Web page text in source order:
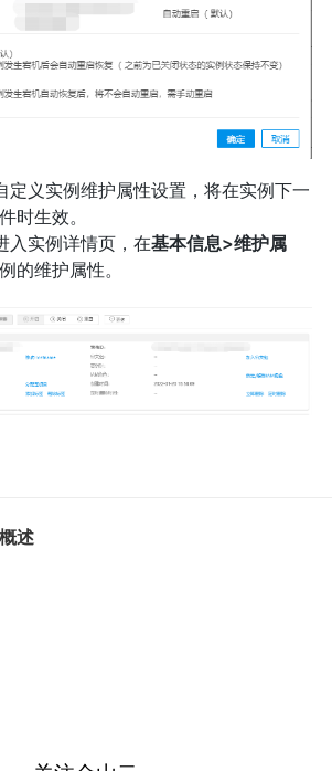
定义实例维护属性设置，将在实例下一
时生效。
入实例详情页，在基本信息>维护属
的维护属性。
述